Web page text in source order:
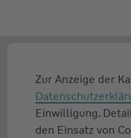
Zur Anzeige der
Einwilligung.
den Einsatz von